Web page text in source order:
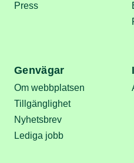
Press
Genvägar
Om webbplatsen
Tillgänglighet
Nyhetsbrev
Lediga jobb